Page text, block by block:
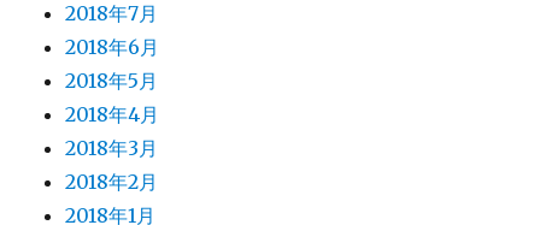
2018年7月
2018年6月
2018年5月
2018年4月
2018年3月
2018年2月
2018年1月